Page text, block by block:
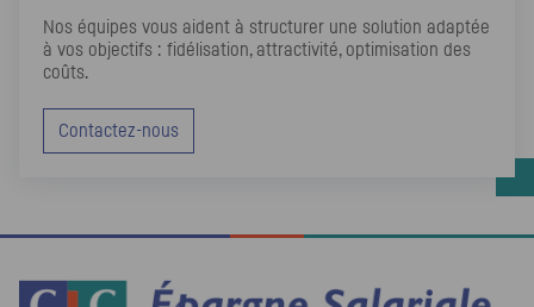
Nos équipes vous aident à structurer une solution adaptée
à vos objectifs : fidélisation, attractivité, optimisation des
coûts.
Contactez-nous